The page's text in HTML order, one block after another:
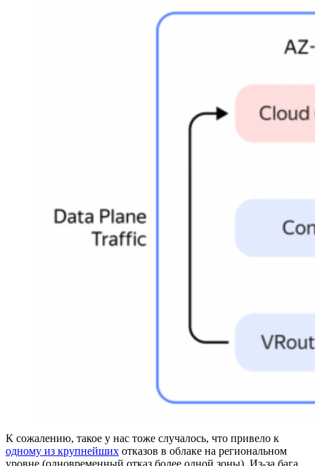
К сожалению, такое у нас тоже случалось, что привело к
одному из крупнейших отказов в облаке на региональном